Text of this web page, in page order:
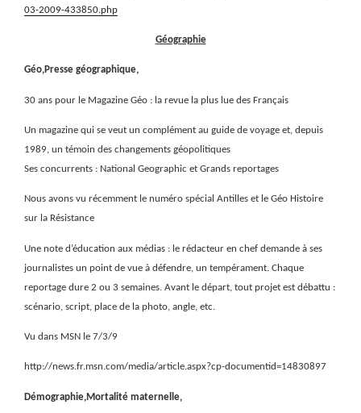
03-2009-433850.php
Géographie
Géo,Presse géographique,
30 ans pour le Magazine Géo : la revue la plus lue des Français
Un magazine qui se veut un complément au guide de voyage et, depuis
1989, un témoin des changements géopolitiques
Ses concurrents : National Geographic et Grands reportages
Nous avons vu récemment le numéro spécial Antilles et le Géo Histoire
sur la Résistance
Une note d’éducation aux médias : le rédacteur en chef demande à ses
journalistes un point de vue à défendre, un tempérament. Chaque
reportage dure 2 ou 3 semaines. Avant le départ, tout projet est débattu :
scénario, script, place de la photo, angle, etc.
Vu dans MSN le 7/3/9
http://news.fr.msn.com/media/article.aspx?cp-documentid=14830897
Démographie,Mortalité maternelle,